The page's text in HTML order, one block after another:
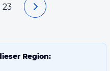
23
Region: